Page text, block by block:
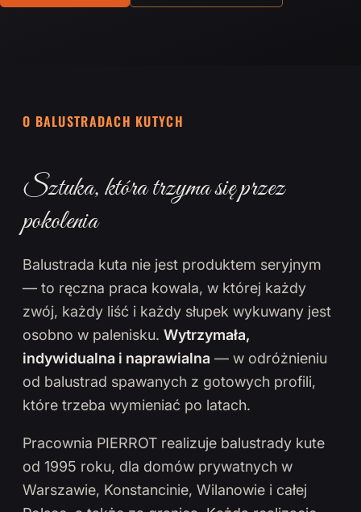
O BALUSTRADACH KUTYCH
Sztuka, która trzyma się przez
pokolenia
Balustrada kuta nie jest produktem seryjnym
— to ręczna praca kowala, w której każdy
zwój, każdy liść i każdy słupek wykuwany jest
osobno w palenisku. Wytrzymała,
indywidualna i naprawialna — w odróżnieniu
od balustrad spawanych z gotowych profili,
które trzeba wymieniać po latach.
Pracownia PIERROT realizuje balustrady kute
od 1995 roku, dla domów prywatnych w
Warszawie, Konstancinie, Wilanowie i całej